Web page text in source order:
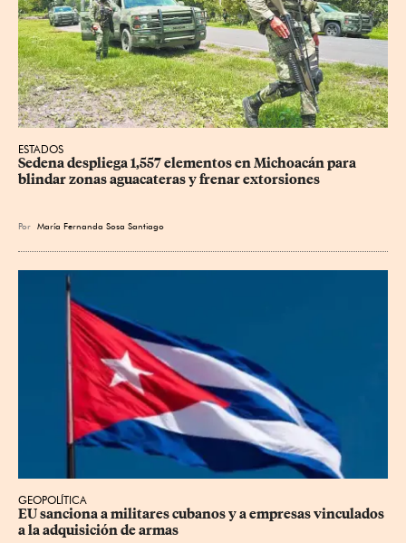
ESTADOS
Sedena despliega 1,557 elementos en Michoacán para
blindar zonas aguacateras y frenar extorsiones
Por María Fernanda Sosa Santiago
GEOPOLÍTICA
EU sanciona a militares cubanos y a empresas vinculados
a la adquisición de armas